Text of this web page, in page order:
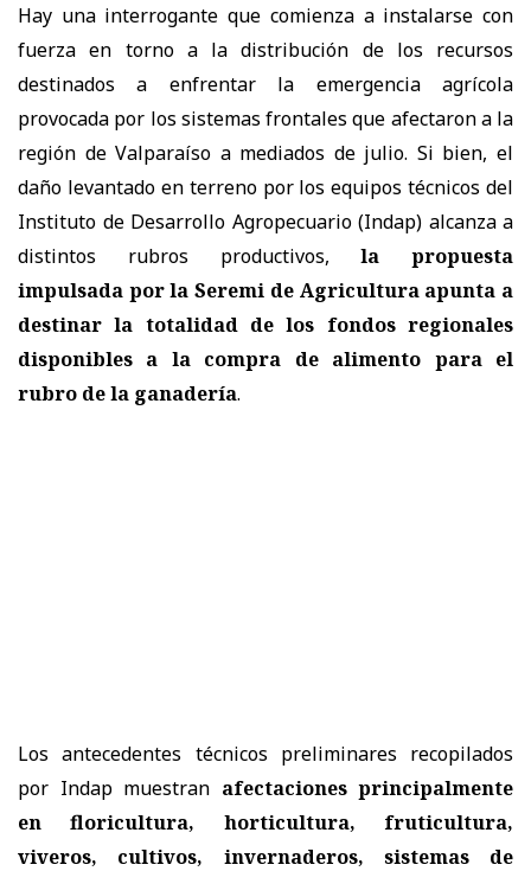
Hay una interrogante que comienza a instalarse con
fuerza en torno a la distribución de los recursos
destinados a enfrentar la emergencia agrícola
provocada por los sistemas frontales que afectaron a la
región de Valparaíso a mediados de julio. Si bien, el
daño levantado en terreno por los equipos técnicos del
Instituto de Desarrollo Agropecuario (Indap) alcanza a
distintos rubros productivos,la propuesta
impulsada por la Seremi de Agricultura apunta a
destinar la totalidad de los fondos regionales
disponibles a la compra de alimento para el
rubro de la ganadería.
Los antecedentes técnicos preliminares recopilados
por Indap muestran afectaciones principalmente
en floricultura, horticultura, fruticultura,
viveros, cultivos, invernaderos, sistemas de